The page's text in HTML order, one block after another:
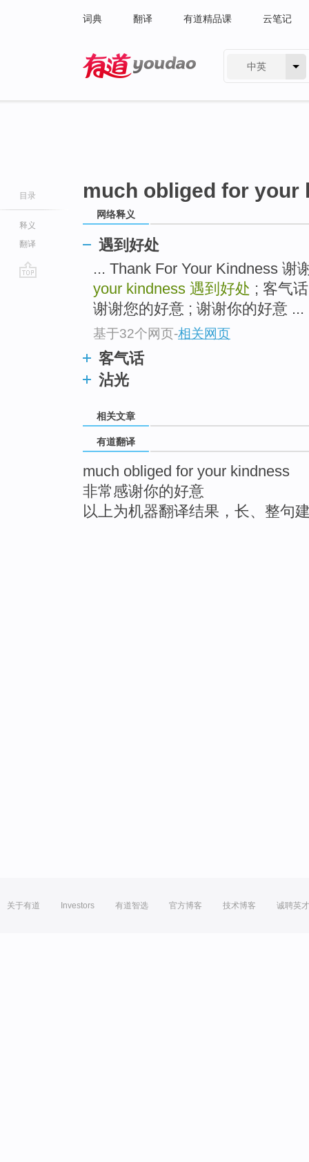
词典 翻译 有道精品课 云笔记
中英
目录
释义
翻译
much obliged for your
网络释义
遇到好处
... Thank For Your Kindness 谢
your kindness 遇到好处 ; 客气
谢谢您的好意 ; 谢谢你的好意 ...
基于32个网页-相关网页
客气话
沾光
相关文章
有道翻译
much obliged for your kindness
非常感谢你的好意
以上为机器翻译结果，长、整句
关于有道 Investors 有道智选 官方博客 技术博客 诚聘英才